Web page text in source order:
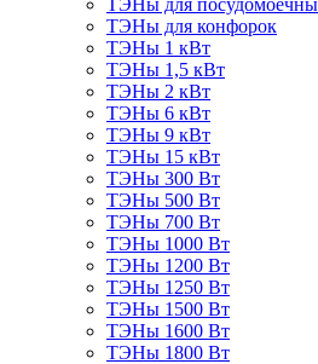
ТЭНы для
ТЭНы для конфорок
ТЭНы 1 кВт
ТЭНы 1,5 кВт
ТЭНы 2 кВт
ТЭНы 6 кВт
ТЭНы 9 кВт
ТЭНы 15 кВт
ТЭНы 300 Вт
ТЭНы 500 Вт
ТЭНы 700 Вт
ТЭНы 1000 Вт
ТЭНы 1200 Вт
ТЭНы 1250 Вт
ТЭНы 1500 Вт
ТЭНы 1600 Вт
ТЭНы 1800 Вт